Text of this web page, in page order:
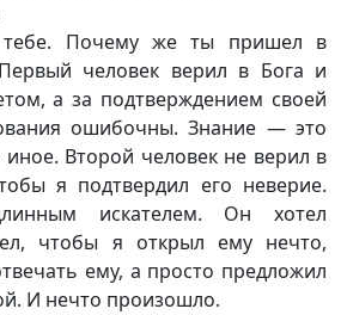
Почему же ты пришел в
человек верил в Бога и
а за подтверждением своей
ошибочны. Знание — это
Второй человек не верил в
я подтвердил его неверие.
искателем. Он хотел
чтобы я открыл ему нечто,
ему, а просто предложил
И нечто произошло.